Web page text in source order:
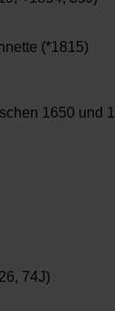
(*1815)
1650 und
74J)